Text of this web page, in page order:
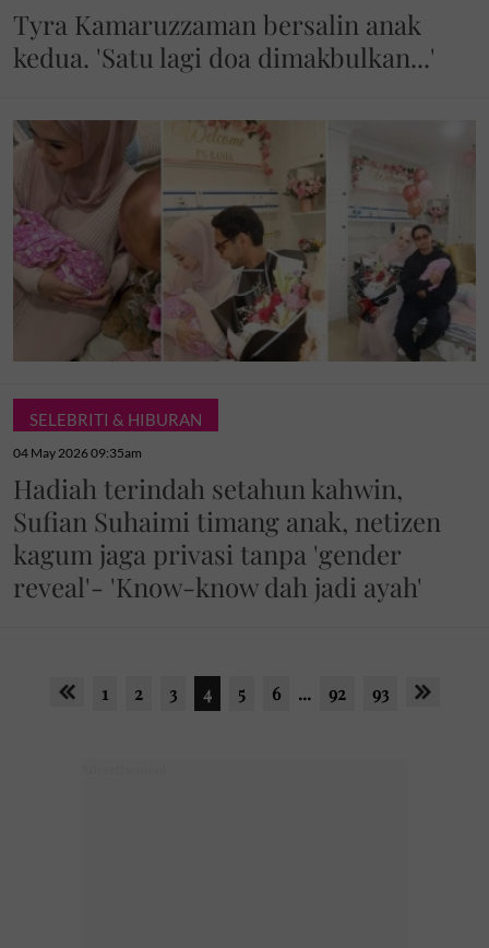
Tyra Kamaruzzaman bersalin anak
kedua. 'Satu lagi doa dimakbulkan...'
SELEBRITI & HIBURAN
04 May 2026 09:35am
Hadiah terindah setahun kahwin,
Sufian Suhaimi timang anak, netizen
kagum jaga privasi tanpa 'gender
reveal'- 'Know-know dah jadi ayah'
1 2 3 4 5 6 ... 92 93